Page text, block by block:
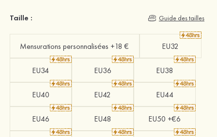
Taille : Guide des tailles
Mensurations personnalisées +18 € EU32
EU34 EU36 EU38
EU40 EU42 EU44
EU46 EU48 EU50 +€6